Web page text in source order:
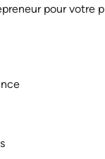
pour votre